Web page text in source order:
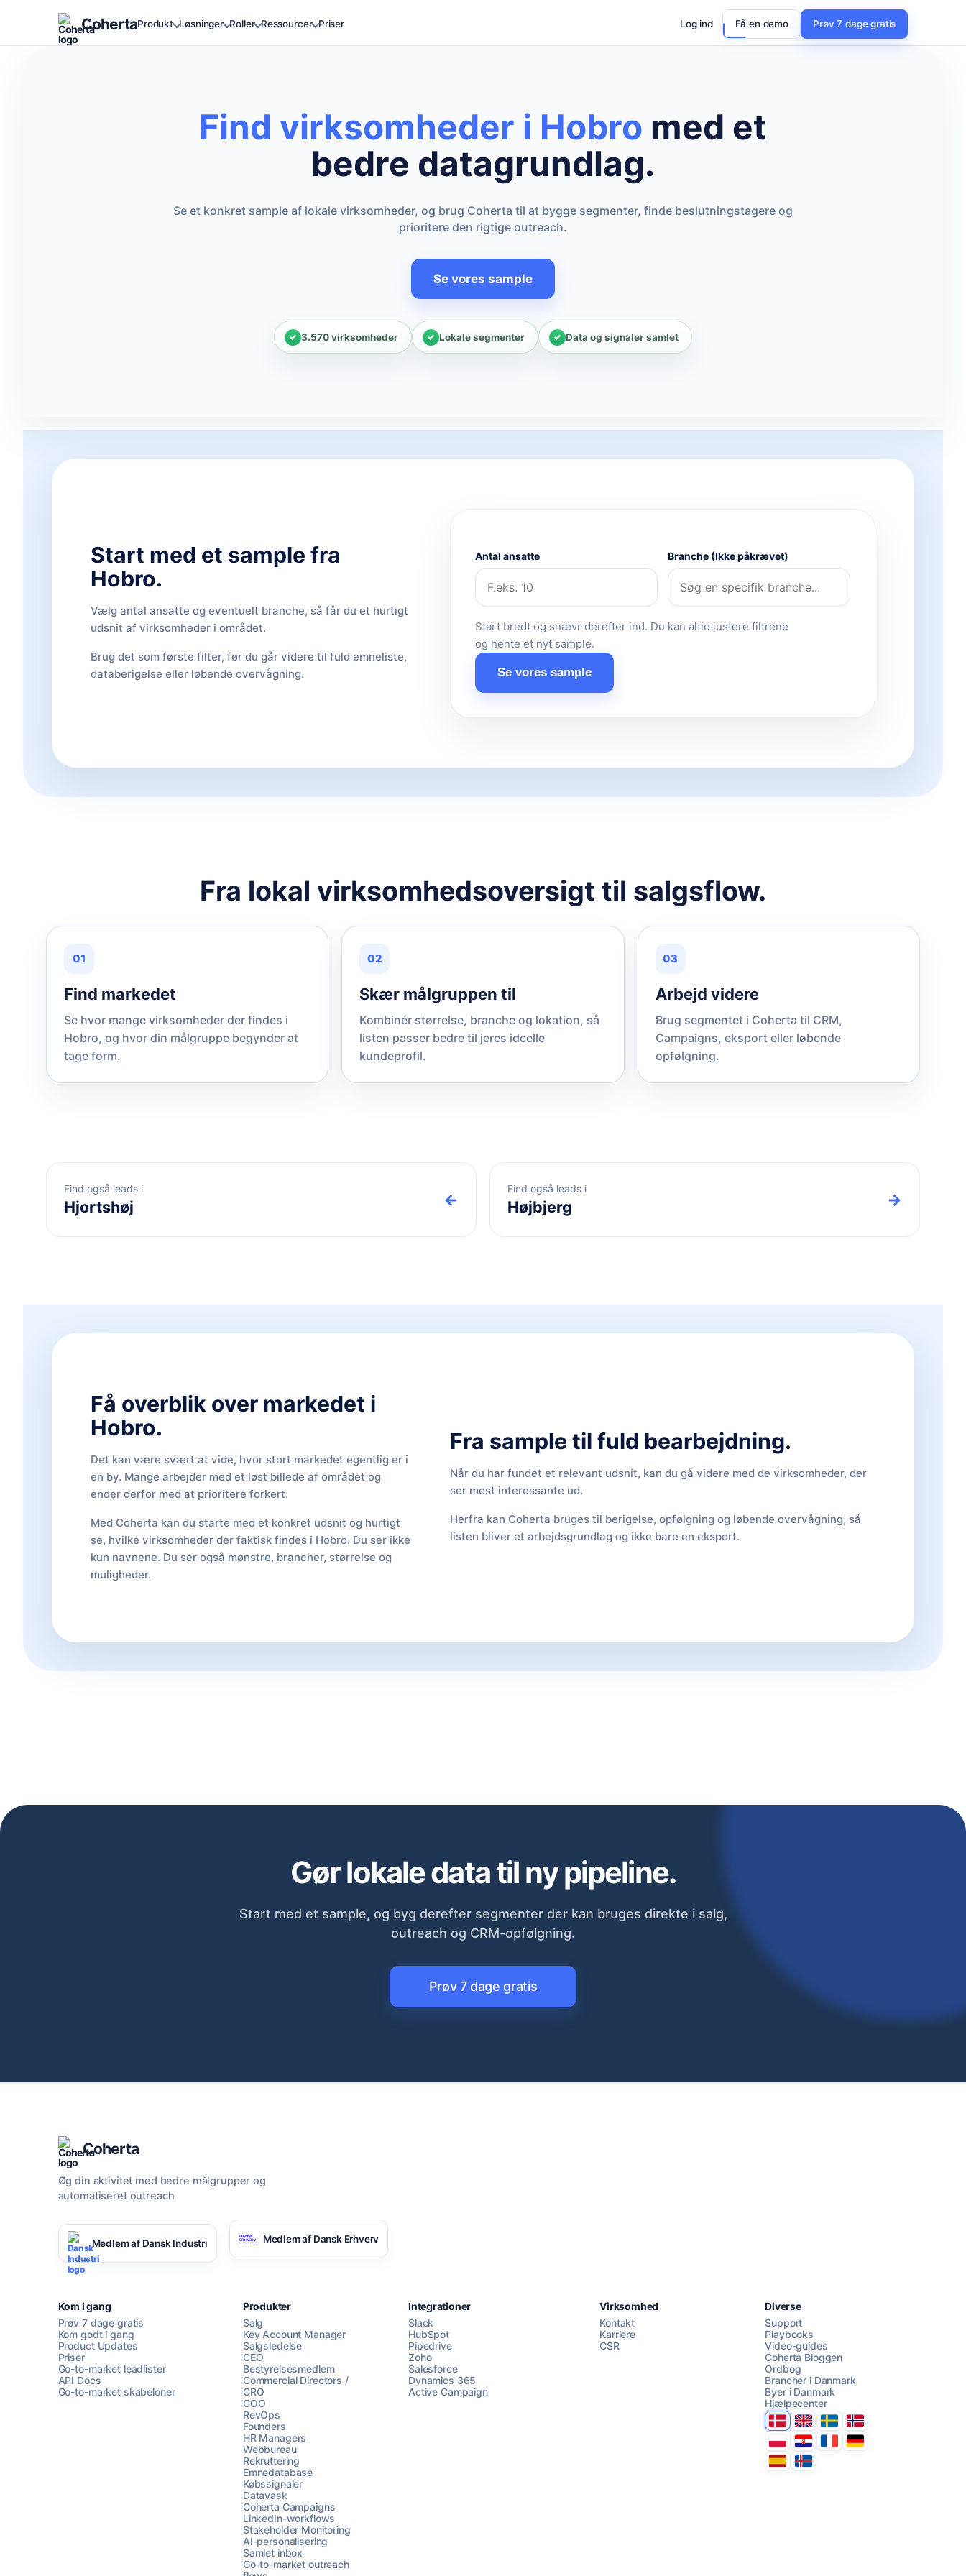
CohertaProdukt Løsninger Roller Ressourcer Priser Log ind Få en demo Prøv 7 dage gratis
Find virksomheder i Hobro med et
bedre datagrundlag.
Se et konkret sample af lokale virksomheder, og brug Coherta til at bygge segmenter, finde beslutningstagere og
prioritere den rigtige outreach.
Se vores sample
3.570 virksomheder Lokale segmenter Data og signaler samlet
Start med et sample fra
Hobro.
Vælg antal ansatte og eventuelt branche, så får du et hurtigt
udsnit af virksomheder i området.
Brug det som første filter, før du går videre til fuld emneliste,
databerigelse eller løbende overvågning.
Antal ansatte Branche (Ikke påkrævet)
Start bredt og snævr derefter ind. Du kan altid justere filtrene
og hente et nyt sample.
Se vores sample
Fra lokal virksomhedsoversigt til salgsflow.
01
Find markedet
Se hvor mange virksomheder der findes i
Hobro, og hvor din målgruppe begynder at
tage form.
02
Skær målgruppen til
Kombinér størrelse, branche og lokation, så
listen passer bedre til jeres ideelle
kundeprofil.
03
Arbejd videre
Brug segmentet i Coherta til CRM,
Campaigns, eksport eller løbende
opfølgning.
Find også leads i
Hjortshøj ←
Find også leads i
Højbjerg →
Få overblik over markedet i
Hobro.
Det kan være svært at vide, hvor stort markedet egentlig er i
en by. Mange arbejder med et løst billede af området og
ender derfor med at prioritere forkert.
Med Coherta kan du starte med et konkret udsnit og hurtigt
se, hvilke virksomheder der faktisk findes i Hobro. Du ser ikke
kun navnene. Du ser også mønstre, brancher, størrelse og
muligheder.
Fra sample til fuld bearbejdning.
Når du har fundet et relevant udsnit, kan du gå videre med de virksomheder, der
ser mest interessante ud.
Herfra kan Coherta bruges til berigelse, opfølgning og løbende overvågning, så
listen bliver et arbejdsgrundlag og ikke bare en eksport.
Gør lokale data til ny pipeline.
Start med et sample, og byg derefter segmenter der kan bruges direkte i salg,
outreach og CRM-opfølgning.
Prøv 7 dage gratis
AI Campaign Assist
Coherta
Øg din aktivitet med bedre målgrupper og
automatiseret outreach
Medlem af Dansk Industri Medlem af Dansk Erhverv
Kom i gang
Prøv 7 dage gratis
Kom godt i gang
Product Updates
Priser
Go-to-market leadlister
API Docs
Go-to-market skabeloner
Produkter
Salg
Key Account Manager
Salgsledelse
CEO
Bestyrelsesmedlem
Commercial Directors /
CRO
COO
RevOps
Founders
HR Managers
Webbureau
Rekruttering
Emnedatabase
Købssignaler
Datavask
Coherta Campaigns
LinkedIn-workflows
Stakeholder Monitoring
AI-personalisering
Samlet inbox
Go-to-market outreach
Integrationer
Slack
HubSpot
Pipedrive
Zoho
Salesforce
Dynamics 365
Active Campaign
Virksomhed
Kontakt
Karriere
CSR
Diverse
Support
Playbooks
Video-guides
Coherta Bloggen
Ordbog
Brancher i Danmark
Byer i Danmark
Hjælpecenter
DanmarkUnited Kingdom
SverigeNorge
PolskaHrvatskaFranceDeutschland
EspanaÍsland